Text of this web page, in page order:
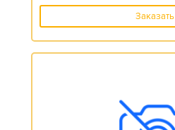
Заказать